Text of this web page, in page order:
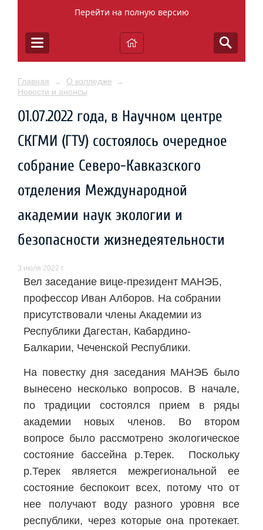
Перейти на полную версию
Главная → О колледже →
Новости и анонсы
01.07.2022 года, в Научном центре
СКГМИ (ГТУ) состоялось очередное
собрание Северо-Кавказского
отделения Международной
академии наук экологии и
безопасности жизнедеятельности
3 июля 2022 г.
Вел заседание вице-президент МАНЭБ,
профессор Иван Алборов. На собрании
присутствовали члены Академии из
Республики Дагестан, Кабардино-
Балкарии, Чеченской Республики.
На повестку дня заседания МАНЭБ было
вынесено несколько вопросов. В начале,
по традиции состоялся прием в ряды
академии новых членов. Во втором
вопросе было рассмотрено экологическое
состояние бассейна р.Терек. Поскольку
р.Терек является межрегиональной ее
состояние беспокоит всех, потому что от
нее получают воду разного уровня все
республики, через которые она протекает.